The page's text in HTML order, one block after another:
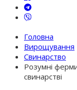
Головна
Вирощування
Свинарство
Розумні
свинарстві